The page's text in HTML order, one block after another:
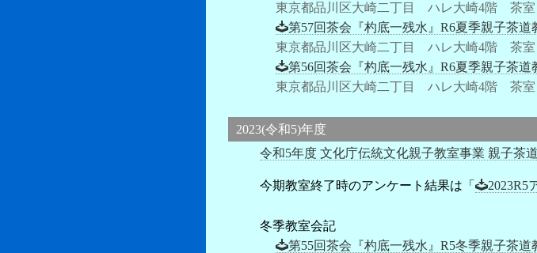
東京都品川区大崎二丁目 ハレ大崎4階 茶室
第57回茶会『杓底一残水』R6夏季親子茶道
東京都品川区大崎二丁目 ハレ大崎4階 茶室
第56回茶会『杓底一残水』R6夏季親子茶道
東京都品川区大崎二丁目 ハレ大崎4階 茶室
2023(令和5)年度
令和5年度 文化庁伝統文化親子教室事業 親子茶
今期教室終了時のアンケート結果は「 2023R5
冬季教室会記
第55回茶会『杓底一残水』R5冬季親子茶道